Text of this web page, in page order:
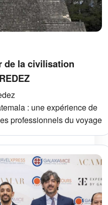
de la civilisation
: une expérience de
professionnels du voyage